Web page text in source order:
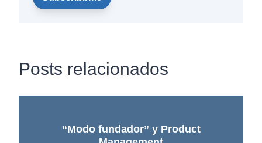
Posts relacionados
“Modo fundador” y Product